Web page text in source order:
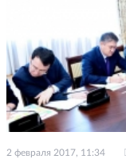
2 февраля 2017, 11:34